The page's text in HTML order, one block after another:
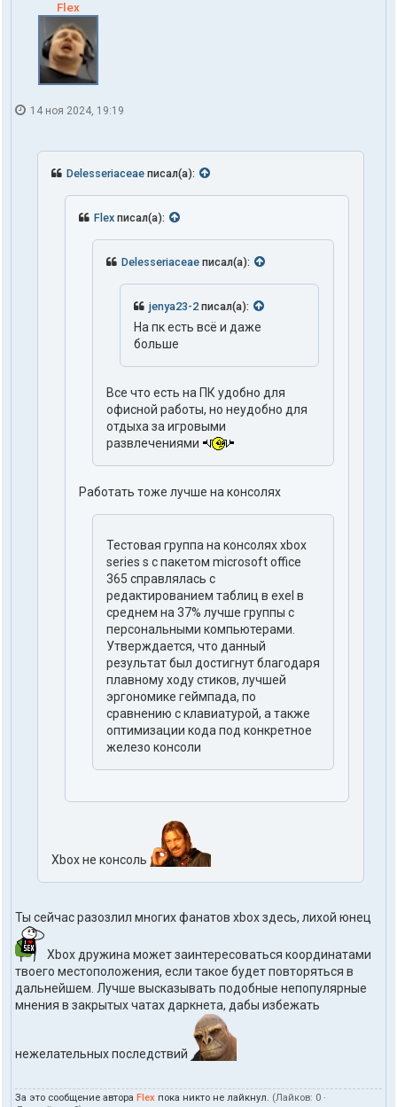
Flex
14 ноя 2024, 19:19
Delesseriaceae писал(а):
Flex писал(а):
Delesseriaceae писал(а):
jenya23-2 писал(а):
На пк есть всё и даже
больше
Все что есть на ПК удобно для
офисной работы, но неудобно для
отдыха за игровыми
развлечениями
Работать тоже лучше на консолях
Тестовая группа на консолях xbox
series s с пакетом microsoft office
365 справлялась с
редактированием таблиц в exel в
среднем на 37% лучше группы с
персональными компьютерами.
Утверждается, что данный
результат был достигнут благодаря
плавному ходу стиков, лучшей
эргономике геймпада, по
сравнению с клавиатурой, а также
оптимизации кода под конкретное
железо консоли
Xbox не консоль
Ты сейчас разозлил многих фанатов xbox здесь, лихой юнец
Xbox дружина может заинтересоваться координатами
твоего местоположения, если такое будет повторяться в
дальнейшем. Лучше высказывать подобные непопулярные
мнения в закрытых чатах даркнета, дабы избежать
нежелательных последствий
За это сообщение автора Flex пока никто не лайкнул. (Лайков: 0 ·